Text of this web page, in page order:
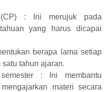
(CP) : Ini merujuk pada
yang harus dicapai
berapa lama setiap
tahun ajaran.
: Ini membantu
materi secara